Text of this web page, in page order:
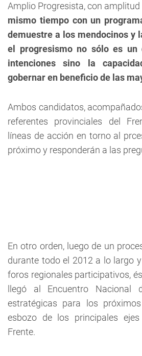
Amplio Progresista, con
mismo tiempo con un
demuestre a los mendocinos y
el progresismo no sólo es un
intenciones sino la
gobernar en beneficio de las
Ambos candidatos,
referentes provinciales del
líneas de acción en torno al
próximo y responderán a las
En otro orden, luego de un
durante todo el 2012 a lo largo
foros regionales participativos,
llegó al Encuentro Nacional
estratégicas para los
esbozo de los principales
Frente.